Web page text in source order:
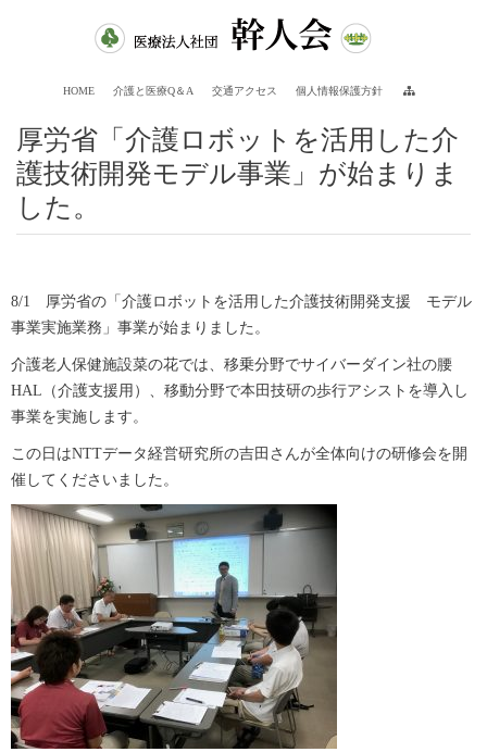
HOME 介護と医療Q＆A 交通アクセス 個人情報保護方針
厚労省「介護ロボットを活用した介
護技術開発モデル事業」が始まりま
した。
8/1 厚労省の「介護ロボットを活用した介護技術開発支援 モデル
事業実施業務」事業が始まりました。
介護老人保健施設菜の花では、移乗分野でサイバーダイン社の腰
HAL（介護支援用）、移動分野で本田技研の歩行アシストを導入し
事業を実施します。
この日はNTTデータ経営研究所の吉田さんが全体向けの研修会を開
催してくださいました。